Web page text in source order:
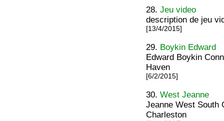
28.Jeu video
description de jeu
[13/4/2015]
29. Boykin Edward
Edward Boykin
Haven
[6/2/2015]
30.West Jeanne
Jeanne West South
Charleston